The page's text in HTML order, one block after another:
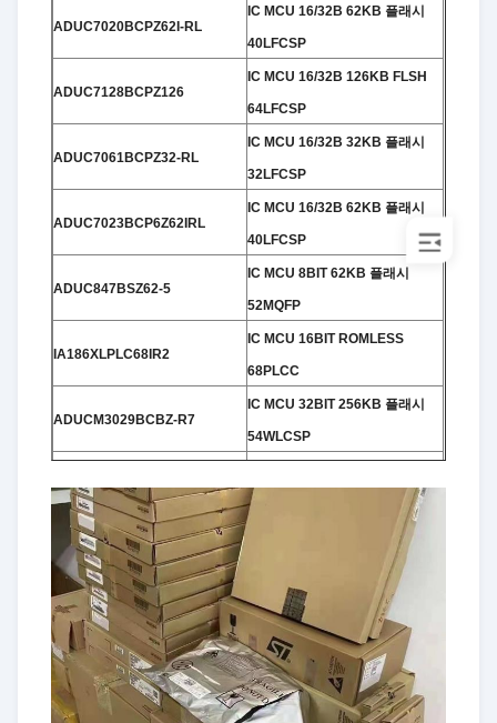
ADUC7020BCPZ62I-RL
IC MCU 16/32B 62KB 플래시
40LFCSP
ADUC7128BCPZ126
IC MCU 16/32B 126KB FLSH
64LFCSP
ADUC7061BCPZ32-RL
IC MCU 16/32B 32KB 플래시
32LFCSP
ADUC7023BCP6Z62IRL
IC MCU 16/32B 62KB 플래시
40LFCSP
ADUC847BSZ62-5
IC MCU 8BIT 62KB 플래시
52MQFP
IA186XLPLC68IR2
IC MCU 16BIT ROMLESS
68PLCC
ADUCM3029BCBZ-R7
IC MCU 32BIT 256KB 플래시
54WLCSP
ADUC7060BSTZ32
48LQFP
ADUC848BSZ8-5
IC MCU 8BIT 8KB 플래시
ADUC812BSZ-REEL
IC MCU 8BIT 8KB 플래시
52MQFP
IA186EBPQF80IR2
IC MCU 8/16BIT ROMLESS
80PQFP